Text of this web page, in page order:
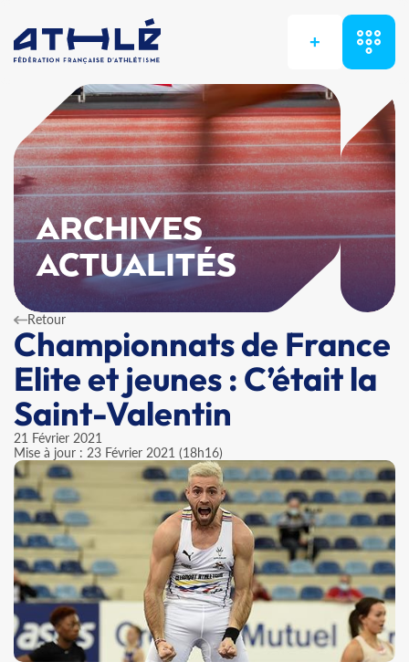
+
ARCHIVES
ACTUALITÉS
Retour
Championnats de France
Elite et jeunes : C’était la
Saint-Valentin
21 Février 2021
Mise à jour : 23 Février 2021 (18h16)